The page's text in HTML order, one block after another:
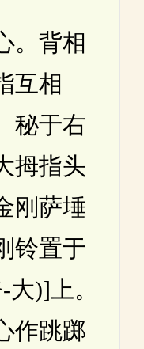
背相
互相
秘于右
拇指头
刚萨埵
铃置于
)]上。
作跳踯